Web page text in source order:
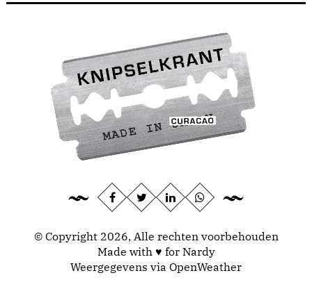
© Copyright 2026, Alle rechten voorbehouden
Made with ♥ for Nardy
Weergegevens via OpenWeather